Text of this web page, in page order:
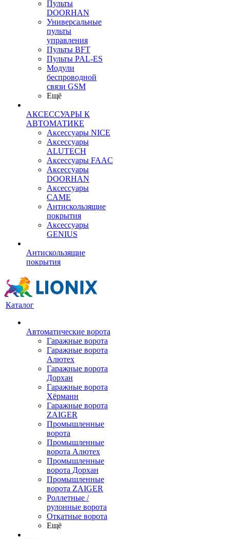
Пульты
DOORHAN
Универсальные
пульты
управления
Пульты BFT
Пульты PAL-ES
Модули
беспроводной
связи GSM
Ещё
АКСЕССУАРЫ К
АВТОМАТИКЕ
Аксессуары NICE
Аксессуары
ALUTECH
Аксессуары FAAC
Аксессуары
DOORHAN
Аксессуары
CAME
Антискользящие
покрытия
Аксессуары
GENIUS
Антискользящие
покрытия
Каталог
Автоматические ворота
Гаражные ворота
Гаражные ворота
Алютех
Гаражные ворота
Дорхан
Гаражные ворота
Хёрманн
Гаражные ворота
ZAIGER
Промышленные
ворота
Промышленные
ворота Алютех
Промышленные
ворота Дорхан
Промышленные
ворота ZAIGER
Роллетные /
рулонные ворота
Откатные ворота
Ещё